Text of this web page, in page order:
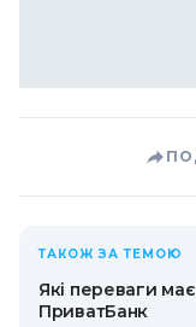
ТАКОЖ ЗА ТЕМОЮ
Які переваги
ПриватБанк